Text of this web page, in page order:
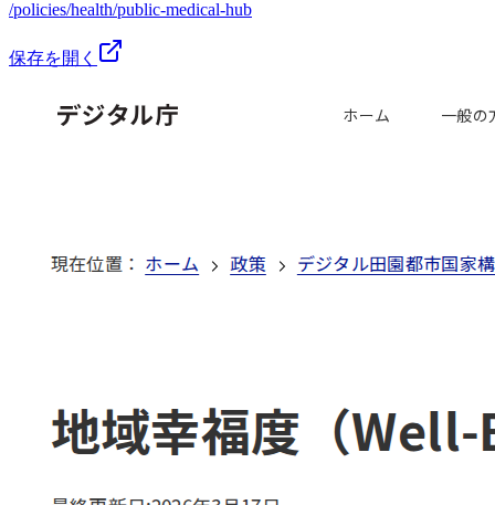
/policies/health/public-medical-hub
保存を開く